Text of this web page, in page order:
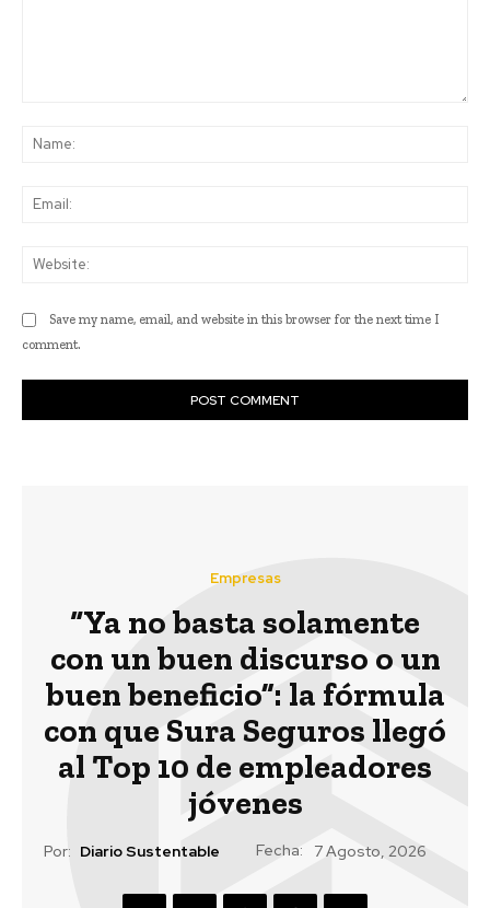
Save my name, email, and website in this browser for the next time I
comment.